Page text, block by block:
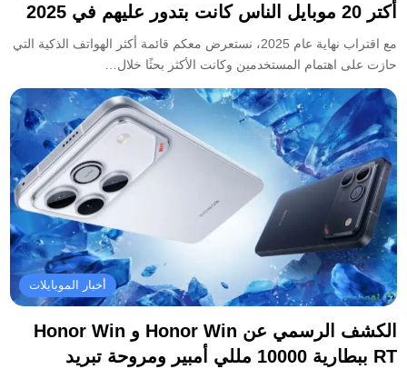
أكتر 20 موبايل الناس كانت بتدور عليهم في 2025
مع اقتراب نهاية عام 2025، نستعرض معكم قائمة أكثر الهواتف الذكية التي
حازت على اهتمام المستخدمين وكانت الأكثر بحثًا خلال…
أخبار الموبايلات
الكشف الرسمي عن Honor Win و Honor Win
RT ببطارية 10000 مللي أمبير ومروحة تبريد